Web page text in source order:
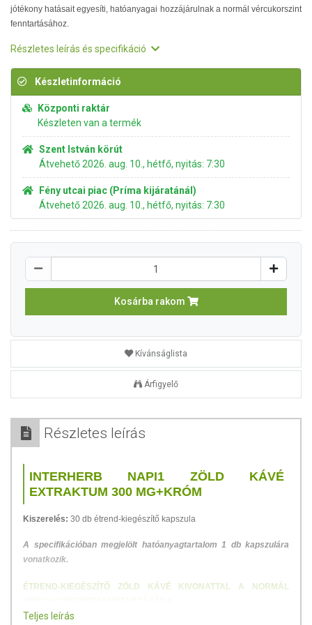
jótékony hatásait egyesíti, hatóanyagai hozzájárulnak a normál vércukorszint
fenntartásához.
Részletes leírás és specifikáció
Készletinformáció
Központi raktár
Készleten van a termék
Szent István körút
Átvehető 2026. aug. 10., hétfő, nyitás: 7:30
Fény utcai piac (Príma kijáratánál)
Átvehető 2026. aug. 10., hétfő, nyitás: 7:30
Kosárba rakom
Kívánságlista
Árfigyelő
Részletes leírás
INTERHERB NAPI1 ZÖLD KÁVÉ
EXTRAKTUM 300 MG+KRÓM
Kiszerelés: 30 db étrend-kiegészítő kapszula
A specifikációban megjelölt hatóanyagtartalom 1 db kapszulára
vonatkozik.
ÉTREND-KIEGÉSZÍTŐ ZÖLD KÁVÉ KIVONATTAL A NORMÁL
Készítményünk a zöld kávé klorogénsav hatóanyagot tartalmazó
Teljes leírás